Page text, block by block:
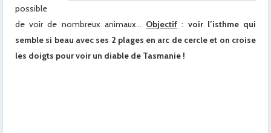
possible
de voir de nombreux animaux… Objectif : voir l’isthme qui
semble si beau avec ses 2 plages en arc de cercle et on croise
les doigts pour voir un diable de Tasmanie !